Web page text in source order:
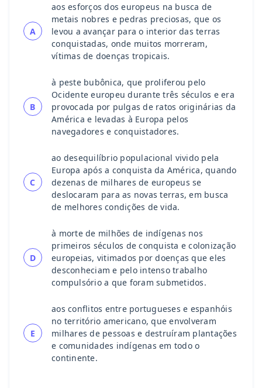
A
aos esforços dos europeus na busca de
metais nobres e pedras preciosas, que os
levou a avançar para o interior das terras
conquistadas, onde muitos morreram,
vítimas de doenças tropicais.
B
à peste bubônica, que proliferou pelo
Ocidente europeu durante três séculos e era
provocada por pulgas de ratos originárias da
América e levadas à Europa pelos
navegadores e conquistadores.
C
ao desequilíbrio populacional vivido pela
Europa após a conquista da América, quando
dezenas de milhares de europeus se
deslocaram para as novas terras, em busca
de melhores condições de vida.
D
à morte de milhões de indígenas nos
primeiros séculos de conquista e colonização
europeias, vitimados por doenças que eles
desconheciam e pelo intenso trabalho
compulsório a que foram submetidos.
E
aos conflitos entre portugueses e espanhóis
no território americano, que envolveram
milhares de pessoas e destruíram plantações
e comunidades indígenas em todo o
continente.